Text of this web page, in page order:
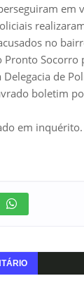
em
no
Socorro
de
boletim
em inquérito.